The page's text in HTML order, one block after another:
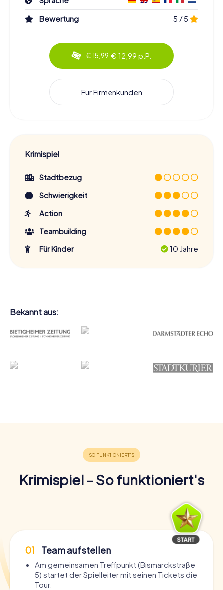
Bewertung
5 / 5
€ 15,99 € 12,99 p.P.
Für Firmenkunden
Krimispiel
Stadtbezug
Schwierigkeit
Action
Teambuilding
Für Kinder
10 Jahre
Bekannt aus:
Krimispiel - So funktioniert's
01 Team aufstellen
Am gemeinsamen Treffpunkt (Bismarckstraße
5) startet der Spielleiter mit seinen Tickets die
Tour.